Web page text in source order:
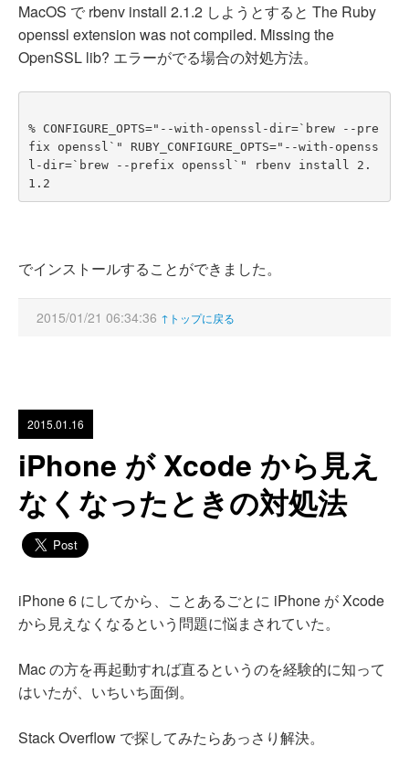
MacOS で rbenv install 2.1.2 しようとすると The Ruby
openssl extension was not compiled. Missing the
OpenSSL lib? エラーがでる場合の対処方法。
% CONFIGURE_OPTS="--with-openssl-dir=`brew --pre
fix openssl`" RUBY_CONFIGURE_OPTS="--with-openss
l-dir=`brew --prefix openssl`" rbenv install 2.
1.2
でインストールすることができました。
2015/01/21 06:34:36 ↑トップに戻る
2015.01.16
iPhone が Xcode から見え
なくなったときの対処法
iPhone 6 にしてから、ことあるごとに iPhone が Xcode
から見えなくなるという問題に悩まされていた。
Mac の方を再起動すれば直るというのを経験的に知って
はいたが、いちいち面倒。
Stack Overflow で探してみたらあっさり解決。